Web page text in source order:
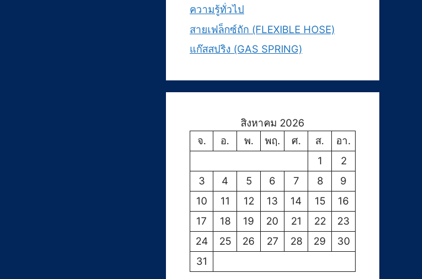
ความรู้ทั่วไป
สายเฟล็กซ์ถัก (FLEXIBLE HOSE)
แก๊สสปริง (GAS SPRING)
สิงหาคม 2026
จ.
อ. พ. พฤ. ศ. ส.
อา.
1
2
3
4 5 6 7 8
9
10
11 12 13 14 15
16
17
18 19 20 21 22
23
24
25 26 27 28 29
30
31